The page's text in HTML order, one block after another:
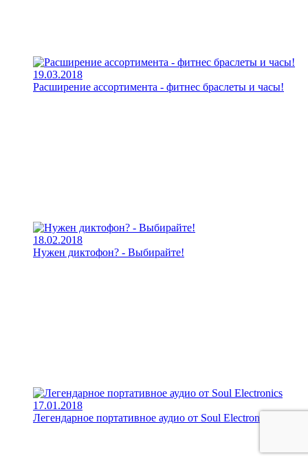
19.03.2018
Расширение ассортимента - фитнес браслеты и часы!
18.02.2018
Нужен диктофон? - Выбирайте!
17.01.2018
Легендарное портативное аудио от Soul Electronics